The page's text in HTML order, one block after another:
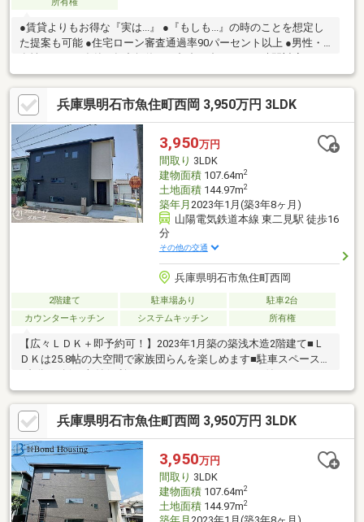
所有権
●賃貸よりもお得な『実は...』 ●『もしも...』の時のことを想定し
た提案も可能 ●住宅ローン審査通過率90パーセント以上 ●男性・
兵庫県明石市魚住町西岡 3,950万円 3LDK
3,950万円
間取り 3LDK
建物面積107.64m2
土地面積144.97m2
築年月 2023年1月(築3年8ヶ月)
山陽電気鉄道本線 東二見駅 徒歩16
分
その他の交通
兵庫県明石市魚住町西岡
2階建て 駐車場あり
駐車2台
カウンターキッチン
システムキッチン 所有権
【広々ＬＤＫ＋即予約可！】2023年1月築の築浅木造2階建て■Ｌ
ＤＫは25.8帖の大空間で家族団らんを楽しめます■駐車スペースは
兵庫県明石市魚住町西岡 3,950万円 3LDK
3,950万円
間取り 3LDK
建物面積107.64m2
土地面積144.97m2